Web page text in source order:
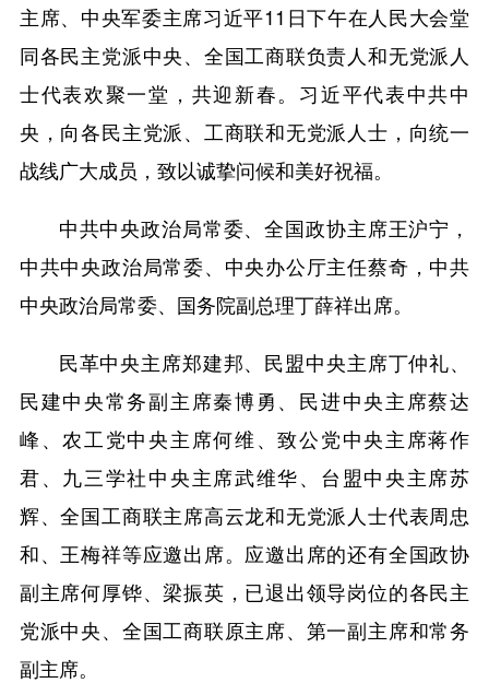
主席、中央军委主席习近平11日下午在人民大会堂
同各民主党派中央、全国工商联负责人和无党派人
士代表欢聚一堂，共迎新春。习近平代表中共中
央，向各民主党派、工商联和无党派人士，向统一
战线广大成员，致以诚挚问候和美好祝福。
中共中央政治局常委、全国政协主席王沪宁，
中共中央政治局常委、中央办公厅主任蔡奇，中共
中央政治局常委、国务院副总理丁薛祥出席。
民革中央主席郑建邦、民盟中央主席丁仲礼、
民建中央常务副主席秦博勇、民进中央主席蔡达
峰、农工党中央主席何维、致公党中央主席蒋作
君、九三学社中央主席武维华、台盟中央主席苏
辉、全国工商联主席高云龙和无党派人士代表周忠
和、王梅祥等应邀出席。应邀出席的还有全国政协
副主席何厚铧、梁振英，已退出领导岗位的各民主
党派中央、全国工商联原主席、第一副主席和常务
副主席。